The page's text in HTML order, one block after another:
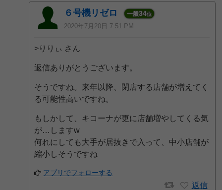
６号機リゼロ 一般34位
2020年7月20日 7:51 PM
>りりぃ さん
返信ありがとうございます。
そうですね。来年以降、閉店する店舗が増えてく
る可能性高いですね。
もしかして、キコーナが更に店舗増やしてくる気
が…しますw
何れにしても大手が居抜きで入って、中小店舗が
縮小しそうですね
アプリでフォローする
返信